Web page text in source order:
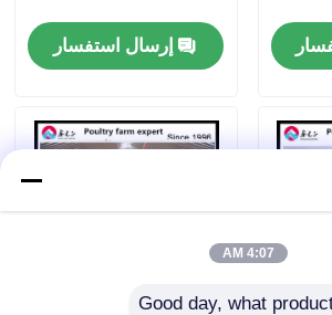
إرسال استفسار
4:07 AM
Good day, what